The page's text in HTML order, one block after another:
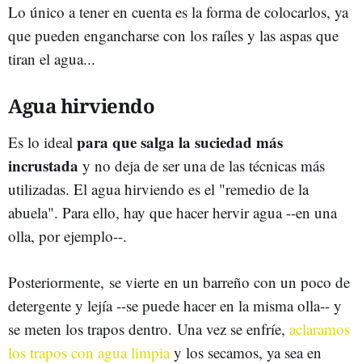
Lo único a tener en cuenta es la forma de colocarlos, ya
que pueden engancharse con los raíles y las aspas que
tiran el agua...
Agua hirviendo
Es lo ideal para que salga la suciedad más
incrustada y no deja de ser una de las técnicas más
utilizadas. El agua hirviendo es el "remedio de la
abuela". Para ello, hay que hacer hervir agua --en una
olla, por ejemplo--.
Posteriormente, se vierte en un barreño con un poco de
detergente y lejía --se puede hacer en la misma olla-- y
se meten los trapos dentro. Una vez se enfríe, aclaramos
los trapos con agua limpiay los secamos, ya sea en